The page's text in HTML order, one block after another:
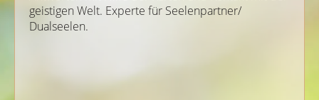
geistigen Welt. Experte für Seelenpartner/
Dualseelen.